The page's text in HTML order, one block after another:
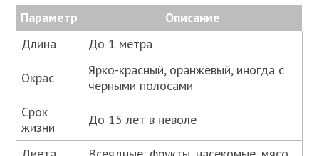
Параметр
Описание
Длина
До 1 метра
Окрас
Ярко-красный, оранжевый, иногда с
черными полосами
Срок
жизни
До 15 лет в неволе